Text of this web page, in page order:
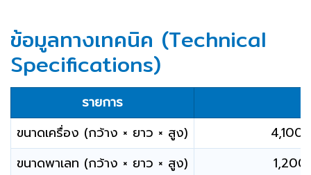
ข้อมูลทางเทคนิค (Technical
Specifications)
รายการ
ขนาดเครื่อง (กว้าง × ยาว × สูง)
4,100
ขนาดพาเลท (กว้าง × ยาว × สูง)
1,200